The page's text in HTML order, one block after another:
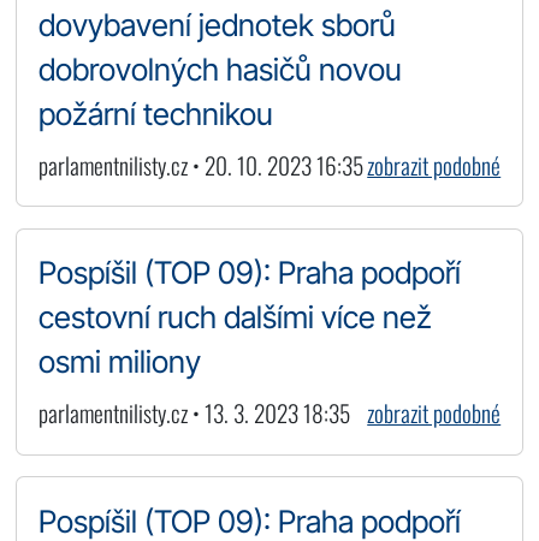
dovybavení jednotek sborů
dobrovolných hasičů novou
požární technikou
parlamentnilisty.cz • 20. 10. 2023 16:35zobrazit podobné
Pospíšil (TOP 09): Praha podpoří
cestovní ruch dalšími více než
osmi miliony
parlamentnilisty.cz • 13. 3. 2023 18:35 zobrazit podobné
Pospíšil (TOP 09): Praha podpoří